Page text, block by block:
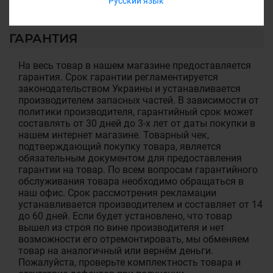
ГАРАНТИЯ
На весь товар в нашем магазине предоставляется
гарантия. Срок гарантии регламентируется
законодательством Украины и устанавливается
производителем запасных частей. В зависимости от
политики производителя, гарантийный срок может
составлять от 30 дней до 3-х лет от даты покупки в
нашем интернет магазине. Товарный чек,
подтверждающий покупку товара, является
обязательным документом для предоставления
гарантии на товар. По всем вопросам гарантийного
обслуживания товара необходимо обращаться в
наш офис. Срок рассмотрения рекламации
устанавливается производителем и составляет от 14
до 60 дней. Если будет установлено, что товар
вышел из строя по вине производителя и нет
возможности его отремонтировать, мы обменяем
товар на аналогичный или вернём деньги.
Пожалуйста, проверьте комплектность товара и